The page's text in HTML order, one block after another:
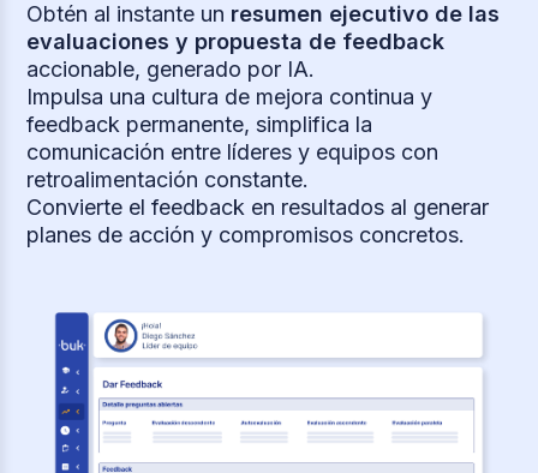
Obtén al instante un resumen ejecutivo de las
evaluaciones y propuesta de feedback
accionable, generado por IA.
Impulsa una cultura de mejora continua y
feedback permanente, simplifica la
comunicación entre líderes y equipos con
retroalimentación constante.
Convierte el feedback en resultados al generar
planes de acción y compromisos concretos.